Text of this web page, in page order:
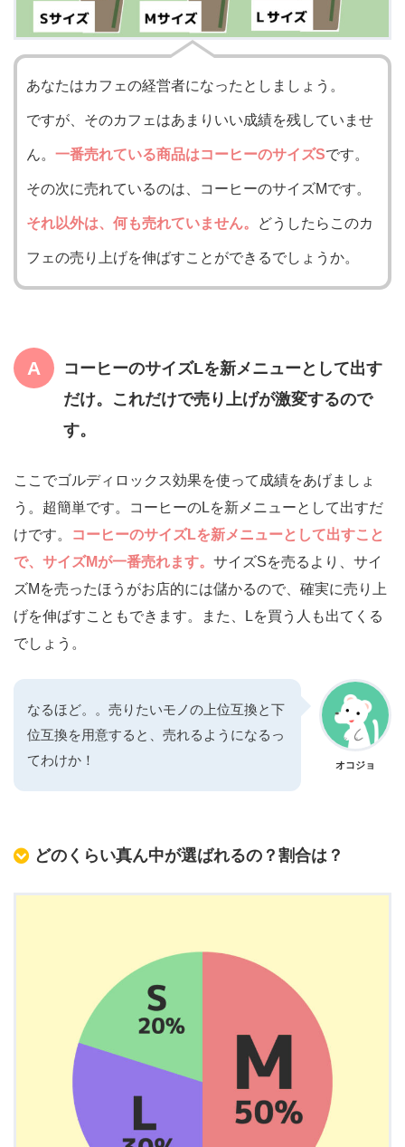
あなたはカフェの経営者になったとしましょう。
ですが、そのカフェはあまりいい成績を残していませ
ん。 一番売れている商品はコーヒーのサイズSです。
その次に売れているのは、コーヒーのサイズMです。
それ以外は、何も売れていません。 どうしたらこのカ
フェの売り上げを伸ばすことができるでしょうか。
コーヒーのサイズLを新メニューとして出す
だけ。これだけで売り上げが激変するので
す。
ここでゴルディロックス効果を使って成績をあげましょ
う。超簡単です。コーヒーのLを新メニューとして出すだ
けです。
コーヒーのサイズLを新メニューとして出すこと
で、サイズMが一番売れます。 サイズSを売るより、サイ
ズMを売ったほうがお店的には儲かるので、確実に売り上
げを伸ばすこともできます。また、Lを買う人も出てくる
でしょう。
なるほど。。売りたいモノの上位互換と下
位互換を用意すると、売れるようになるっ
てわけか！
オコジョ
どのくらい真ん中が選ばれるの？割合は？